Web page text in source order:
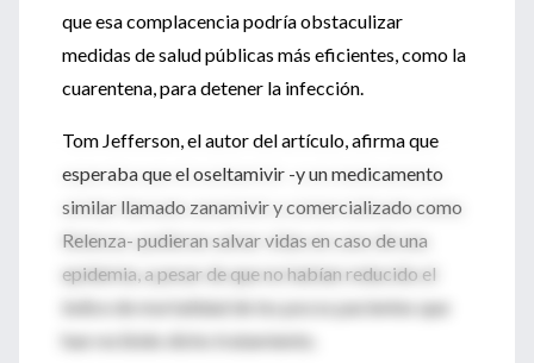
que esa complacencia podría obstaculizar
medidas de salud públicas más eficientes, como la
cuarentena, para detener la infección.
Tom Jefferson, el autor del artículo, afirma que
esperaba que el oseltamivir -y un medicamento
similar llamado zanamivir y comercializado como
Relenza- pudieran salvar vidas en caso de una
epidemia, a pesar de que no habían reducido el
índice de mortalidad de los pocos pacientes que
han recibido dicho tratamiento.